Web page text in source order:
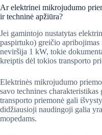
​Ar elektrinei mikrojudumo
ir techninė apžiūra?
Jei gamintojo nustatytas
paspirtuko) greičio
neviršija 1 kW, tokie
kreiptis dėl tokios transporto
Elektrinės mikrojudumo
savo technines
transporto priemonė gali
didžiausioji naudingoji galia
mopedams.